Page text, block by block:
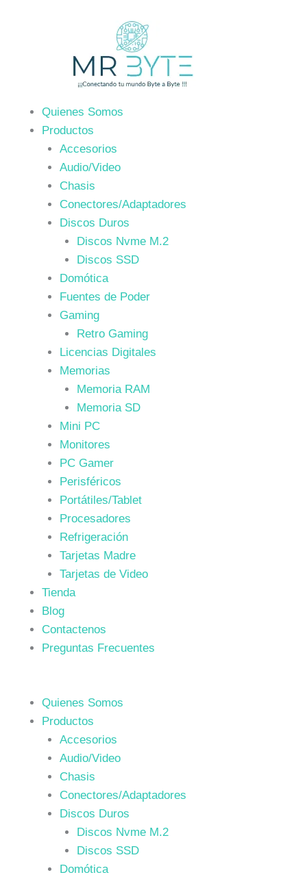
Quienes Somos
Productos
Accesorios
Audio/Video
Chasis
Conectores/Adaptadores
Discos Duros
Discos Nvme M.2
Discos SSD
Domótica
Fuentes de Poder
Gaming
Retro Gaming
Licencias Digitales
Memorias
Memoria RAM
Memoria SD
Mini PC
Monitores
PC Gamer
Perisféricos
Portátiles/Tablet
Procesadores
Refrigeración
Tarjetas Madre
Tarjetas de Video
Tienda
Blog
Contactenos
Preguntas Frecuentes
Quienes Somos
Productos
Accesorios
Audio/Video
Chasis
Conectores/Adaptadores
Discos Duros
Discos Nvme M.2
Discos SSD
Domótica